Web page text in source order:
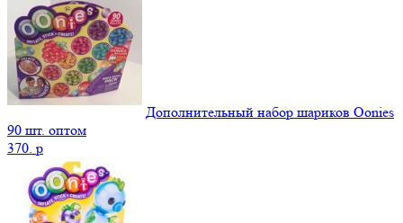
Дополнительный набор шариков Oonies
90 шт. оптом
370. p